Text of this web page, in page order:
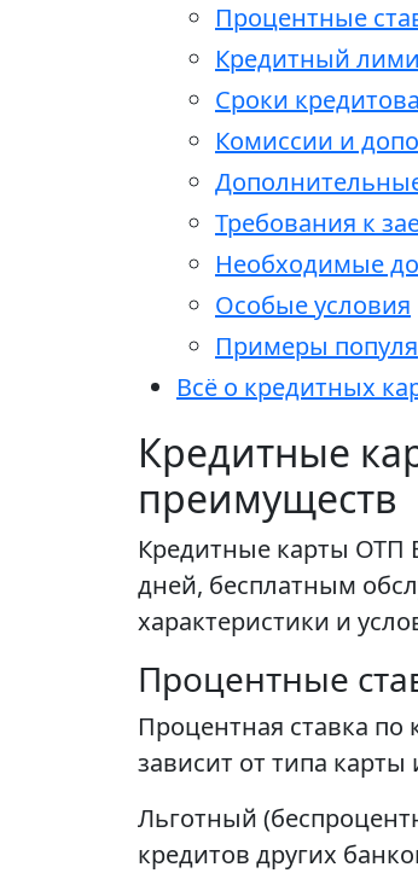
Процентные
Кредитный
Сроки
Комиссии и
Требования к
Необходимые
Особые условия
Примеры
Всё о кредитных
Кредитные
преимуществ
Кредитные карты ОТП
дней, бесплатным
характеристики и
Процентные
Процентная ставка по
зависит от типа
Льготный
кредитов других